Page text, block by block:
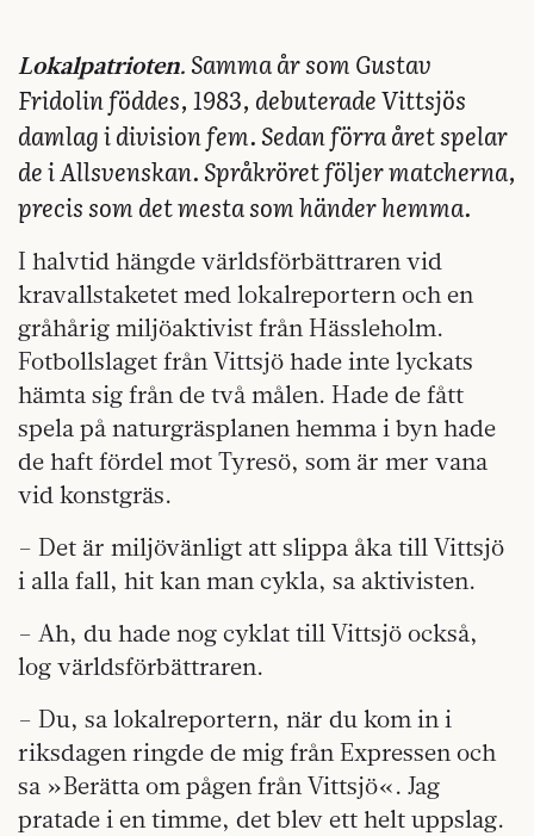
Lokalpatrioten. Samma år som Gustav
Fridolin föddes, 1983, debuterade Vittsjös
damlag i division fem. Sedan förra året spelar
de i Allsvenskan. Språkröret följer matcherna,
precis som det mesta som händer hemma.
I halvtid hängde världsförbättraren vid
kravallstaketet med lokalreportern och en
gråhårig miljöaktivist från Hässleholm.
Fotbollslaget från Vittsjö hade inte lyckats
hämta sig från de två målen. Hade de fått
spela på naturgräsplanen hemma i byn hade
de haft fördel mot Tyresö, som är mer vana
vid konstgräs.
– Det är miljövänligt att slippa åka till Vittsjö
i alla fall, hit kan man cykla, sa aktivisten.
– Ah, du hade nog cyklat till Vittsjö också,
log världsförbättraren.
– Du, sa lokalreportern, när du kom in i
riksdagen ringde de mig från Expressen och
sa »Berätta om pågen från Vittsjö«. Jag
pratade i en timme, det blev ett helt uppslag.